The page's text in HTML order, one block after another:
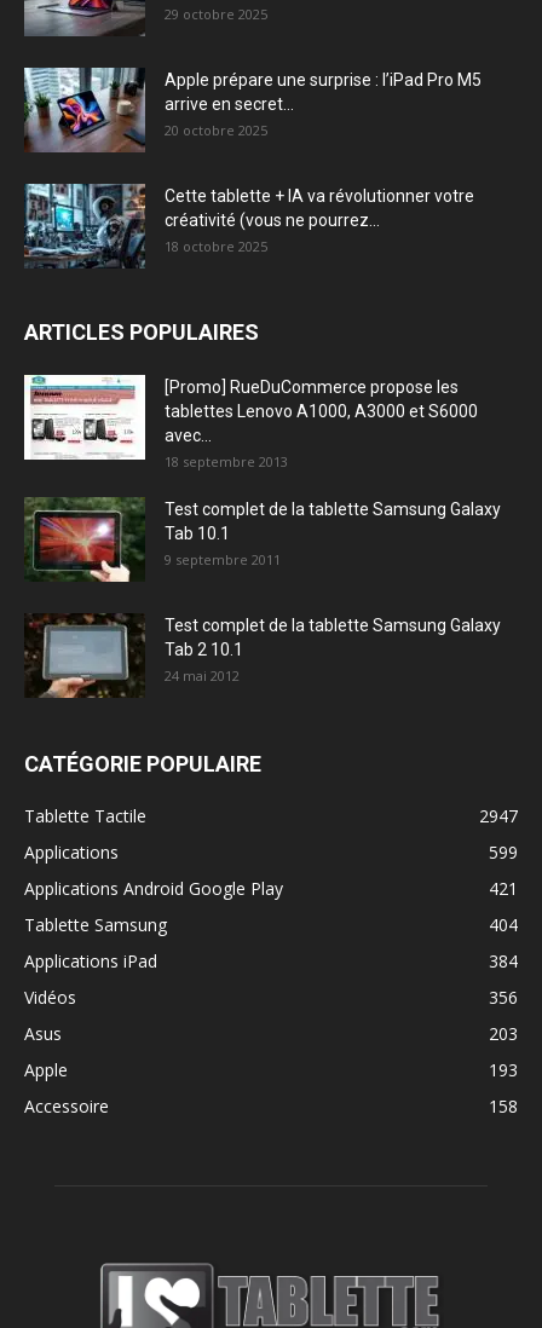
29 octobre 2025
Apple prépare une surprise : l’iPad Pro M5
arrive en secret...
20 octobre 2025
Cette tablette + IA va révolutionner votre
créativité (vous ne pourrez...
18 octobre 2025
ARTICLES POPULAIRES
[Promo] RueDuCommerce propose les
tablettes Lenovo A1000, A3000 et S6000
avec...
18 septembre 2013
Test complet de la tablette Samsung Galaxy
Tab 10.1
9 septembre 2011
Test complet de la tablette Samsung Galaxy
Tab 2 10.1
24 mai 2012
CATÉGORIE POPULAIRE
Tablette Tactile
2947
Applications
599
Applications Android Google Play
421
Tablette Samsung
404
Applications iPad
384
Vidéos
356
Asus
203
Apple
193
Accessoire
158